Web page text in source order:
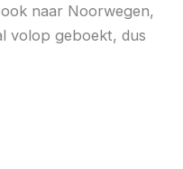
naar Noorwegen,
volop geboekt, dus